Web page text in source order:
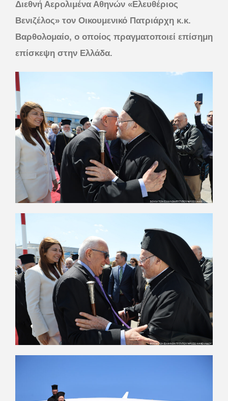
Διεθνή Αερολιμένα Αθηνών «Ελευθέριος
Βενιζέλος» τον Οικουμενικό Πατριάρχη κ.κ.
Βαρθολομαίο, ο οποίος πραγματοποιεί επίσημη
επίσκεψη στην Ελλάδα.